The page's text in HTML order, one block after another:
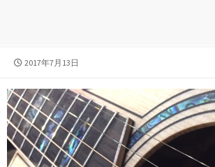
公
日
2017年7月13日